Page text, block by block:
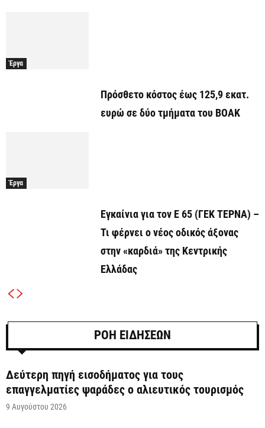
Έργα
Πρόσθετο κόστος έως 125,9 εκατ.
ευρώ σε δύο τμήματα του ΒΟΑΚ
Έργα
Εγκαίνια για τον Ε 65 (ΓΕΚ ΤΕΡΝΑ) –
Τι φέρνει ο νέος οδικός άξονας
στην «καρδιά» της Κεντρικής
Ελλάδας
ΡΟΗ ΕΙΔΗΣΕΩΝ
Δεύτερη πηγή εισοδήματος για τους
επαγγελματίες ψαράδες ο αλιευτικός τουρισμός
9 Αυγούστου 2026